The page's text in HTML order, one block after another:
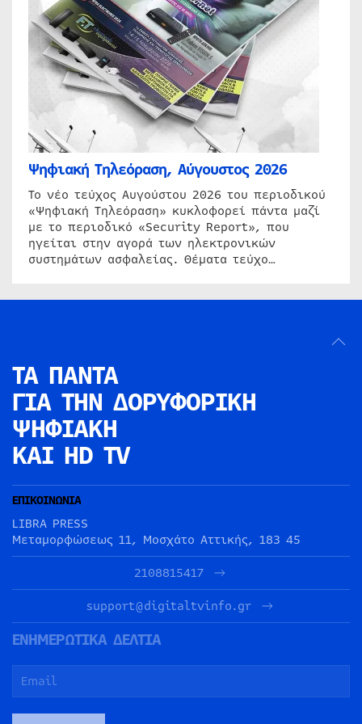
Ψηφιακή Τηλεόραση, Αύγουστος 2026
Το νέο τεύχος Αυγούστου 2026 του περιοδικού
«Ψηφιακή Τηλεόραση» κυκλοφορεί πάντα μαζί
με το περιοδικό «Security Report», που
ηγείται στην αγορά των ηλεκτρονικών
συστημάτων ασφαλείας. Θέματα τεύχο…
ΤΑ ΠΑΝΤΑ
ΓΙΑ ΤΗΝ ΔΟΡΥΦΟΡΙΚΗ
ΨΗΦΙΑΚΗ
ΚΑΙ HD TV
ΕΠΙΚΟΙΝΩΝΙΑ
LIBRA PRESS
Μεταμορφώσεως 11, Μοσχάτο Αττικής, 183 45
2108815417
support@digitaltvinfo.gr
ΕΝΗΜΕΡΩΤΙΚΑ ΔΕΛΤΙΑ